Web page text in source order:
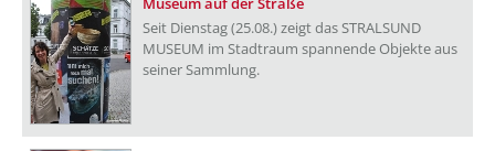
Seit Dienstag (25.08.) zeigt das STRALSUND
MUSEUM im Stadtraum spannende Objekte aus
seiner Sammlung.